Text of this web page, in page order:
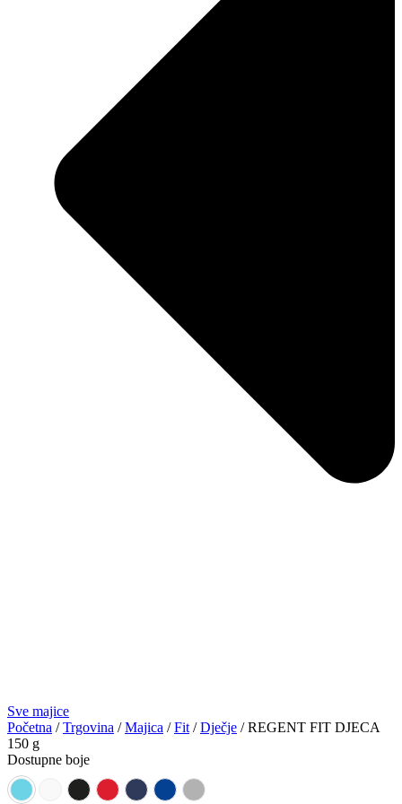
Sve majice
Početna /Trgovina /Majica /Fit /Dječje / REGENT FIT DJECA
150 g
Dostupne boje